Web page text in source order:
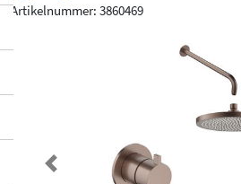
Artikelnummer: 3860469
Previous